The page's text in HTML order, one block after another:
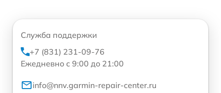
Служба поддержки
+7 (831) 231-09-76
Ежедневно с 9:00 до 21:00
info@nnv.garmin-repair-center.ru